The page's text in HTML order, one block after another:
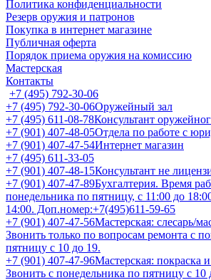
Политика конфиденциальности
Резерв оружия и патронов
Покупка в интернет магазине
Публичная оферта
Порядок приема оружия на комиссию
Мастерская
Контакты
+7 (495) 792-30-06
+7 (495) 792-30-06Оружейный зал
+7 (495) 611-08-78Консультант
+7 (901) 407-48-05Отдела по работе с
+7 (901) 407-47-54Интернет магазин
+7 (495) 611-33-05
+7 (901) 407-48-15Консультант не
+7 (901) 407-47-89Бухгалтерия. Время
понедельника по пятницу, с 11:00 до
14:00. Доп.номер:+7(495)611-59-65
+7 (901) 407-47-56Мастерская: слесарь/
Звонить только по вопросам ремонта с
пятницу с 10 до 19.
+7 (901) 407-47-96Мастерская: покраска
Звонить с понедельника по пятницу с 10